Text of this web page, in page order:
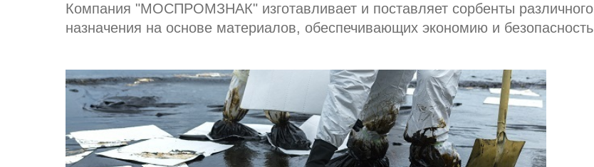
Компания "МОСПРОМЗНАК" изготавливает и поставляет сорбенты различного
назначения на основе материалов, обеспечивающих экономию и безопасность